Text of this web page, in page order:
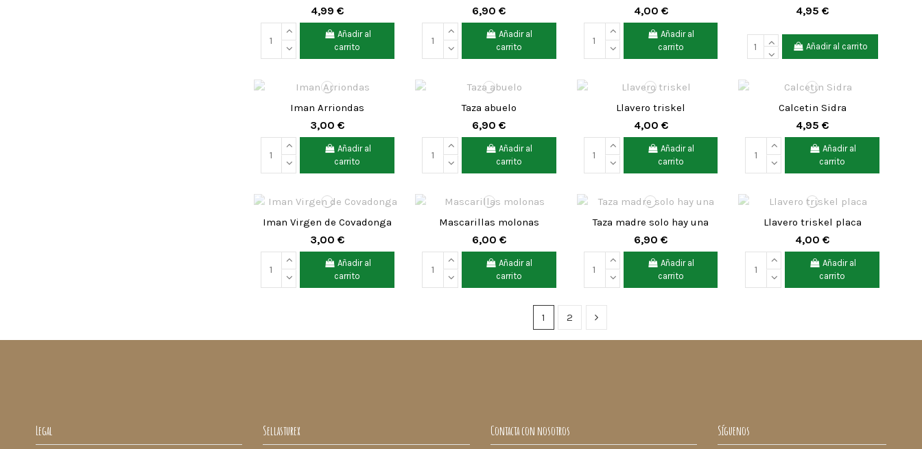
4,99 €
Añadir al
carrito
6,90 €
Añadir al
carrito
4,00 €
Añadir al
carrito
4,95 €
Añadir al carrito
Iman Arriondas
3,00 €
Añadir al
carrito
Taza abuelo
6,90 €
Añadir al
carrito
Llavero triskel
4,00 €
Añadir al
carrito
Calcetin Sidra
4,95 €
Añadir al
carrito
Iman Virgen de Covadonga
3,00 €
Añadir al
carrito
Mascarillas molonas
6,00 €
Añadir al
carrito
Taza madre solo hay una
6,90 €
Añadir al
carrito
Llavero triskel placa
4,00 €
Añadir al
carrito
1 2
Legal Sellasturex Contacta con nosotros Síguenos